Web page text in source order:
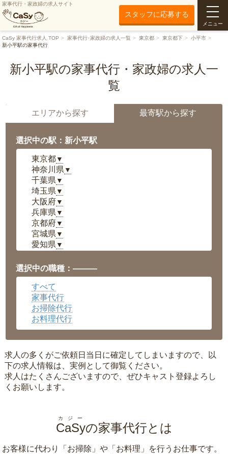
家事代行・家政婦の求人サイト
スタッフに応募する
メニュー
CaSy 家事代行求人 TOP 家事代行･家政婦の求人一覧 東京都 東京都下
小平市
新小平駅の家事代行
新小平駅の家事代行・家政婦の求人一
覧
エリアから探す 最寄駅から探す
選択中の駅：新小平駅
東京都▼
神奈川県 ▼
千葉県 ▼
埼玉県 ▼
大阪府▼
兵庫県 ▼
京都府▼
宮城県 ▼
愛知県 ▼
岡山県▼
広島県▼
沖縄県
選択中の職種：———
すべて
家事代行
お掃除代行
お料理代行
求人の多くがご依頼日当日に確定してしまいますので、以
下の求人情報は、実例として御覧ください。
求人はたくさんございますので、ぜひキャスト登録よろし
くお願いします。
CaSy
カジー
の家事代行とは
お客様に代わり「 お掃除 」や「 お料理 」を行うお仕事です。